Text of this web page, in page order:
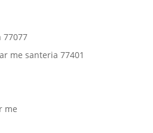
77077
me santeria 77401
me